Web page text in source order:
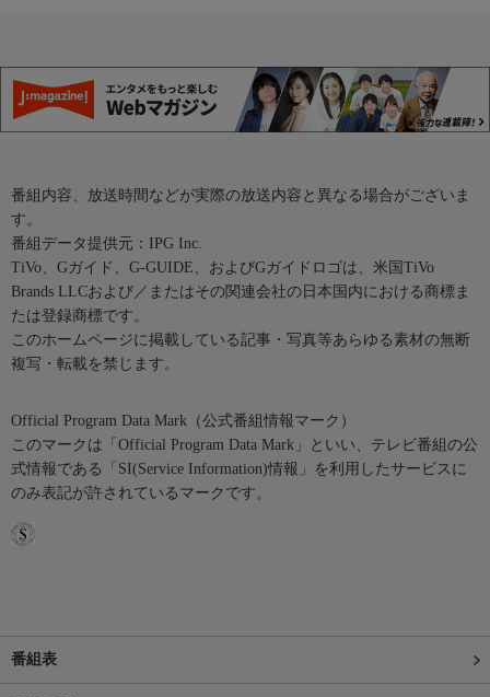
番組内容、放送時間などが実際の放送内容と異なる場合がございま
す。
番組データ提供元：IPG Inc.
TiVo、Gガイド、G-GUIDE、およびGガイドロゴは、米国TiVo
Brands LLCおよび／またはその関連会社の日本国内における商標ま
たは登録商標です。
このホームページに掲載している記事・写真等あらゆる素材の無断
複写・転載を禁じます。
Official Program Data Mark（公式番組情報マーク）
このマークは「Official Program Data Mark」といい、テレビ番組の公
式情報である「SI(Service Information)情報」を利用したサービスに
のみ表記が許されているマークです。
番組表